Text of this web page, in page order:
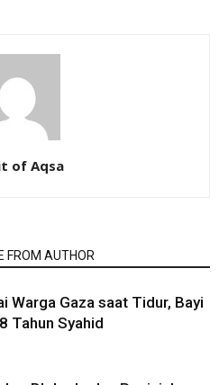
of Aqsa
FROM AUTHOR
Warga Gaza saat Tidur, Bayi
Tahun Syahid